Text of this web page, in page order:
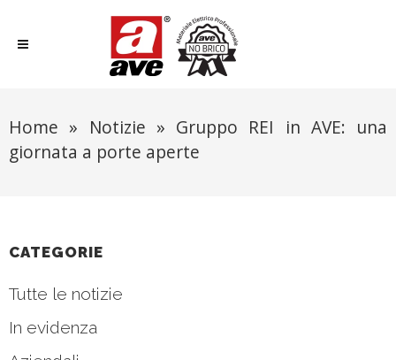
Home » Notizie » Gruppo REI in AVE: una
giornata a porte aperte
CATEGORIE
Tutte le notizie
In evidenza